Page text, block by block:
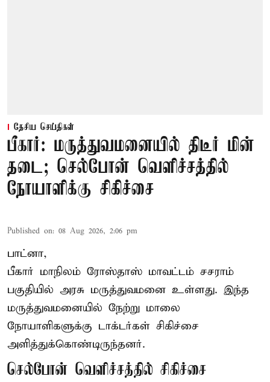
தேசிய செய்திகள்
பீகார்: மருத்துவமனையில் திடீர் மின்
தடை; செல்போன் வெளிச்சத்தில்
நோயாளிக்கு சிகிச்சை
Published on: 08 Aug 2026, 2:06 pm
பாட்னா,
பீகார் மாநிலம் ரோஸ்தாஸ் மாவட்டம் சசராம்
பகுதியில் அரசு மருத்துவமனை உள்ளது. இந்த
மருத்துவமனையில் நேற்று மாலை
நோயாளிகளுக்கு டாக்டர்கள் சிகிச்சை
அளித்துக்கொண்டிருந்தனர்.
செல்போன் வெளிச்சத்தில் சிகிச்சை